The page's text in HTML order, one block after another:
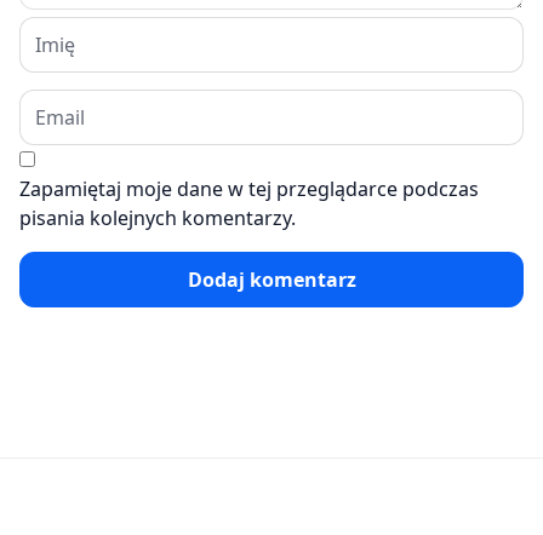
Zapamiętaj moje dane w tej przeglądarce podczas
pisania kolejnych komentarzy.
Dodaj komentarz